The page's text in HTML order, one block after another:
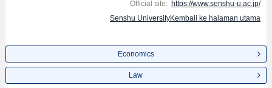
Official site: https://www.senshu-u.ac.jp/
Senshu UniversityKembali ke halaman utama
Economics
Law